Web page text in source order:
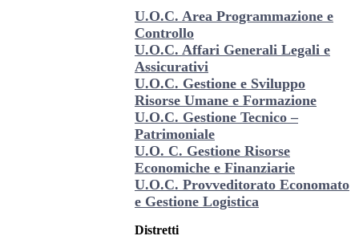
U.O.C. Area Programmazione e
Controllo
U.O.C. Affari Generali Legali e
Assicurativi
U.O.C. Gestione e Sviluppo
Risorse Umane e Formazione
U.O.C. Gestione Tecnico –
Patrimoniale
U.O. C. Gestione Risorse
Economiche e Finanziarie
U.O.C. Provveditorato Economato
e Gestione Logistica
Distretti